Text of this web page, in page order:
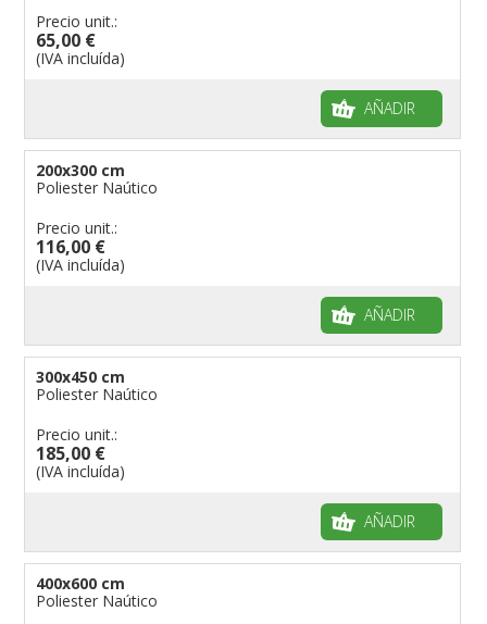
Precio unit.:
65,00 €
(IVA incluída)
AÑADIR
200x300 cm
Poliester Naútico
Precio unit.:
116,00 €
(IVA incluída)
AÑADIR
300x450 cm
Poliester Naútico
Precio unit.:
185,00 €
(IVA incluída)
AÑADIR
400x600 cm
Poliester Naútico